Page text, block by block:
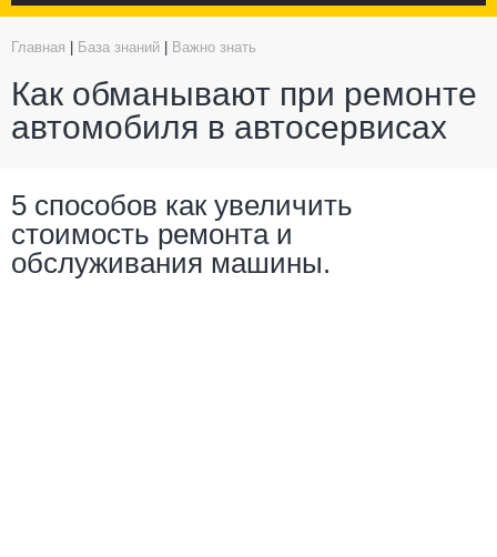
Главная База знаний Важно знать
Как обманывают при ремонте
автомобиля в автосервисах
5 способов как увеличить
стоимость ремонта и
обслуживания машины.